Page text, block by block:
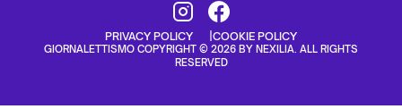
PRIVACY POLICY COOKIE POLICY
GIORNALETTISMO COPYRIGHT © 2026 BY NEXILIA. ALL RIGHTS
RESERVED